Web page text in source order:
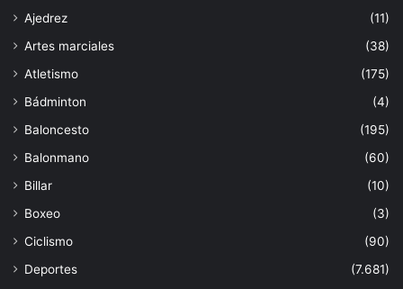
Ajedrez
(11)
Artes marciales
(38)
Atletismo
(175)
Bádminton
(4)
Baloncesto
(195)
Balonmano
(60)
Billar
(10)
Boxeo
(3)
Ciclismo
(90)
Deportes
(7.681)